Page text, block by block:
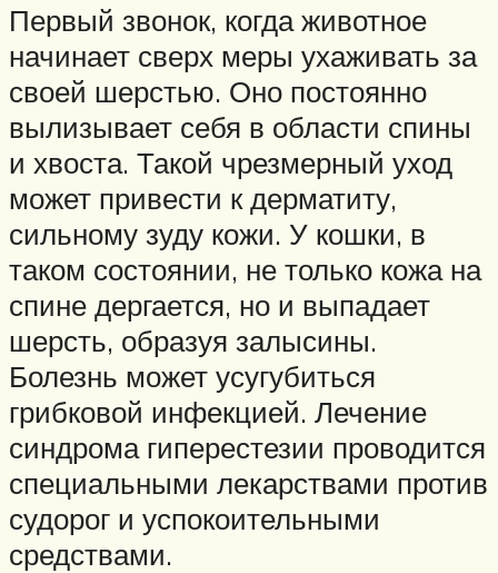
Первый звонок, когда животное
начинает сверх меры ухаживать за
своей шерстью. Оно постоянно
вылизывает себя в области спины
и хвоста. Такой чрезмерный уход
может привести к дерматиту,
сильному зуду кожи. У кошки, в
таком состоянии, не только кожа на
спине дергается, но и выпадает
шерсть, образуя залысины.
Болезнь может усугубиться
грибковой инфекцией. Лечение
синдрома гиперестезии проводится
специальными лекарствами против
судорог и успокоительными
средствами.